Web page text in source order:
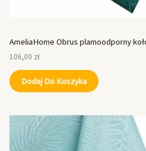
AmeliaHome Obrus plamoodporny
106,00 zł
Dodaj Do Koszyka